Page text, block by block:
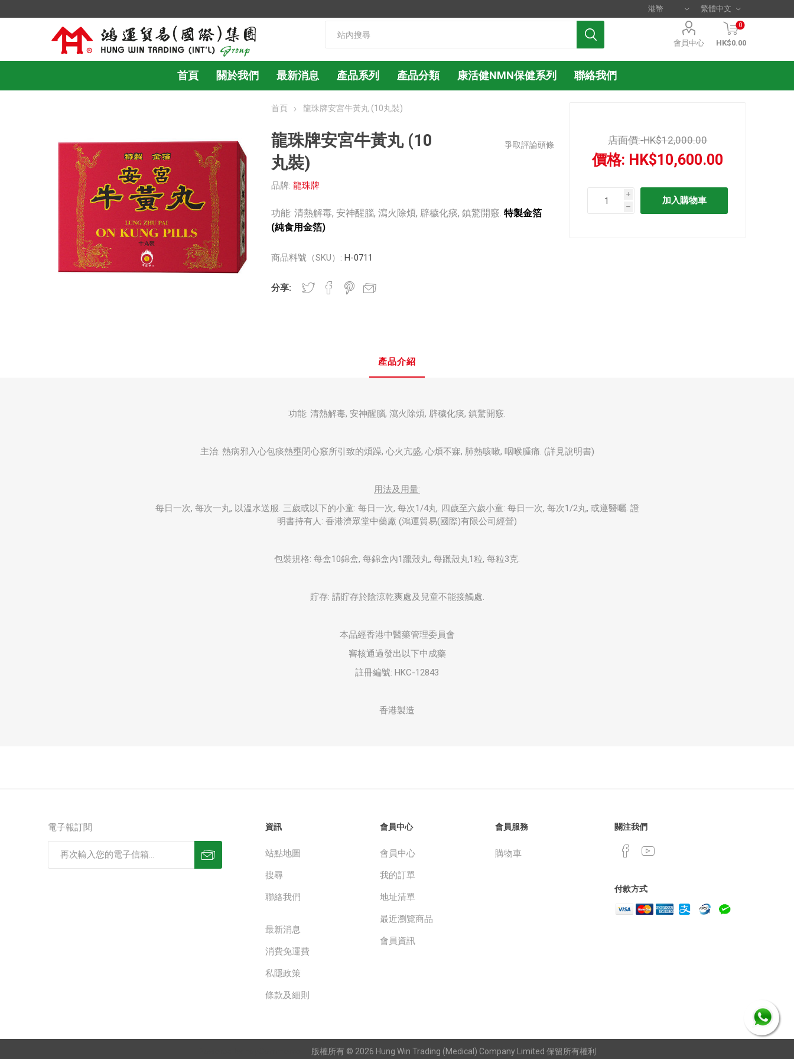
會員中心
0
HK$0.00
首頁 關於我們 最新消息 產品系列 產品分類 康活健NMN保健系列 聯絡我們
首頁 龍珠牌安宮牛黃丸 (10丸裝)
龍珠牌安宮牛黃丸 (10
丸裝)
品牌: 龍珠牌
爭取評論頭條
功能: 清熱解毒, 安神醒腦, 瀉火除煩, 辟穢化痰, 鎮驚開竅.特製金箔
(純食用金箔)
商品料號（SKU）: H-0711
分享:
店面價: HK$12,000.00
價格: HK$10,600.00
i
h
產品介紹
功能: 清熱解毒, 安神醒腦, 瀉火除煩, 辟穢化痰, 鎮驚開竅.
主治: 熱病邪入心包痰熱壅閉心竅所引致的煩躁, 心火亢盛, 心煩不寐, 肺熱咳嗽, 咽喉腫痛. (詳見說明書)
用法及用量:
每日一次, 每次一丸, 以溫水送服. 三歲或以下的小童: 每日一次, 每次1/4丸. 四歲至六歲小童: 每日一次, 每次1/2丸, 或遵醫囑. 證
明書持有人: 香港濟眾堂中藥廠 (鴻運貿易(國際)有限公司經營)
包裝規格: 每盒10錦盒, 每錦盒內1躐殼丸, 每躐殼丸1粒, 每粒3克.
貯存: 請貯存於陰涼乾爽處及兒童不能接觸處.
本品經香港中醫藥管理委員會
審核通過發出以下中成藥
註冊編號: HKC-12843
香港製造
電子報訂閱 資訊
站點地圖
搜尋
聯絡我們
最新消息
消費免運費
私隱政策
條款及細則
會員中心
會員中心
我的訂單
地址清單
最近瀏覽商品
會員資訊
會員服務
購物車
關注我們
付款方式
版權所有 © 2026 Hung Win Trading (Medical) Company Limited 保留所有權利